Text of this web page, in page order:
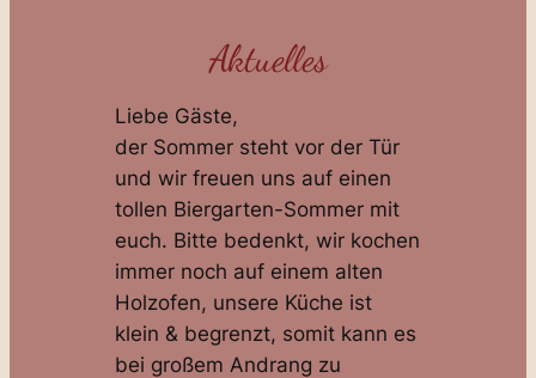
Aktuelles
Liebe Gäste,
der Sommer steht vor der Tür
und wir freuen uns auf einen
tollen Biergarten-Sommer mit
euch. Bitte bedenkt, wir kochen
immer noch auf einem alten
Holzofen, unsere Küche ist
klein & begrenzt, somit kann es
bei großem Andrang zu